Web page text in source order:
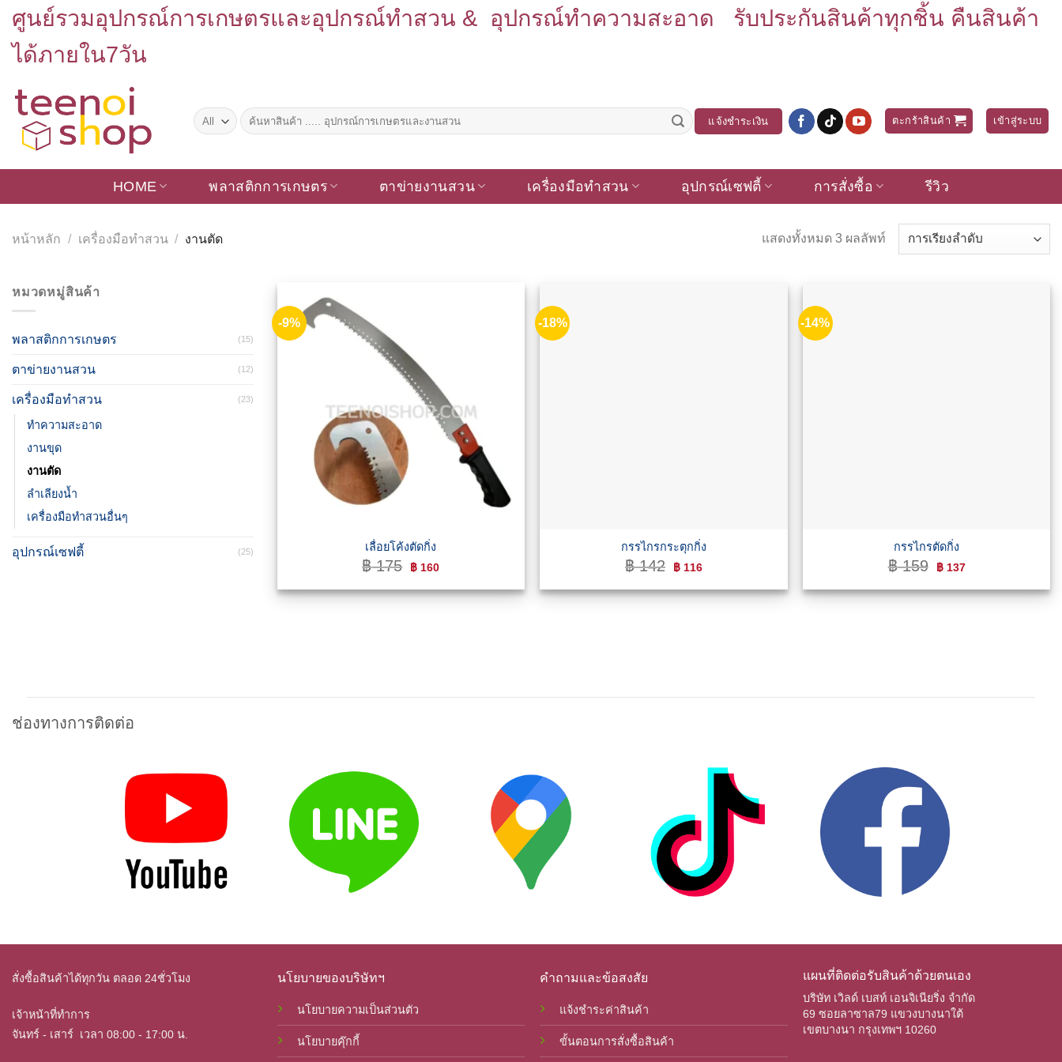
content
ศูนย์รวมอุปกรณ์การเกษตรและอุปกรณ์ทำสวน & อุปกรณ์ทำความสะอาด รับประกันสินค้าทุกชิ้น คืนสินค้า
ได้ภายใน7วัน
ค้นหา:
แจ้งชำระเงิน ตะกร้าสินค้า เข้าสู่ระบบ
HOME พลาสติกการเกษตร ตาข่ายงานสวน เครื่องมือทำสวน อุปกรณ์เซฟตี้ การสั่งซื้อ รีวิว
หน้าหลัก / เครื่องมือทำสวน / งานตัด แสดงทั้งหมด 3 ผลลัพท์
หมวดหมู่สินค้า
พลาสติกการเกษตร (15)
ตาข่ายงานสวน (12)
เครื่องมือทำสวน (23)
ทำความสะอาด
งานขุด
งานตัด
ลำเลียงน้ำ
เครื่องมือทำสวนอื่นๆ
อุปกรณ์เซฟตี้ (25)
-9%
เลื่อยโค้งตัดกิ่ง
฿175
Original
price
฿ 175.
฿ 160
฿ 160.
-18%
กรรไกรกระตุกกิ่ง
฿142
Original
price
฿ 142.
฿116Current
price
฿ 116.
-14%
กรรไกรตัดกิ่ง
฿159
Original
price
฿ 159.
฿137Current
฿ 137.
ช่องทางการติดต่อ
สั่งซื้อสินค้าได้ทุกวัน ตลอด 24ชั่วโมง
เจ้าหน้าที่ทำการ
จันทร์ - เสาร์ เวลา 08:00 - 17:00 น.
นโยบายของบริษัทฯ
นโยบายความเป็นส่วนตัว
นโยบายคุ๊กกี้
คำถามและข้อสงสัย
แจ้งชำระค่าสินค้า
ขั้นตอนการสั่งซื้อสินค้า
แผนที่ติดต่อรับสินค้าด้วยตนเอง
บริษัท เวิลด์ เบสท์ เอนจิเนียริ่ง จำกัด
69 ซอยลาซาล79 แขวงบางนาใต้
เขตบางนา กรุงเทพฯ 10260